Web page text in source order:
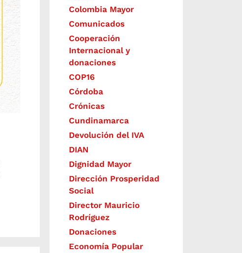
Colombia Mayor
Comunicados
Cooperación
Internacional y
donaciones
COP16
Córdoba
Crónicas
Cundinamarca
Devolución del IVA
DIAN
Dignidad Mayor
Dirección Prosperidad
Social
Director Mauricio
Rodríguez
Donaciones
Economía Popular